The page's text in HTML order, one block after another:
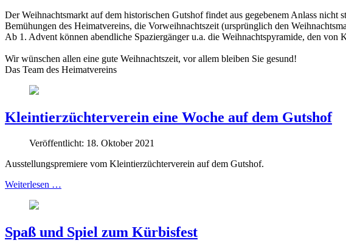
Der Weihnachtsmarkt auf dem historischen Gutshof findet aus gegebenem Anlass
Bemühungen des Heimatvereins, die Vorweihnachtszeit (ursprünglich den
Ab 1. Advent können abendliche Spaziergänger u.a. die Weihnachtspyramide, den
Wir wünschen allen eine gute Weihnachtszeit, vor allem bleiben Sie gesund!
Das Team des Heimatvereins
Kleintierzüchterverein eine Woche auf dem Gutshof
Veröffentlicht: 18. Oktober 2021
Ausstellungspremiere vom Kleintierzüchterverein auf dem Gutshof.
Weiterlesen …
Spaß und Spiel zum Kürbisfest